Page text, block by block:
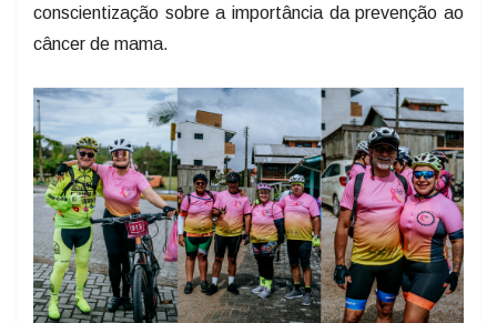
conscientização sobre a importância da prevenção ao
câncer de mama.